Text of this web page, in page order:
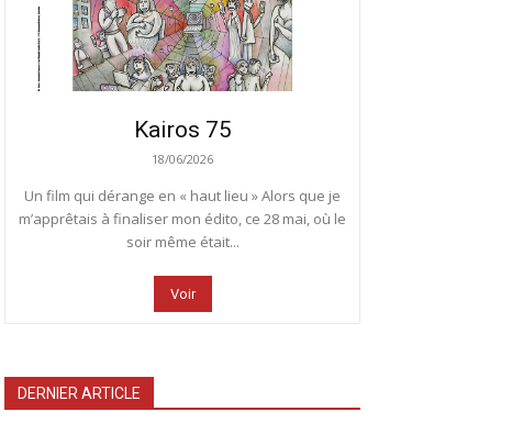
Kairos 75
18/06/2026
Un film qui dérange en « haut lieu » Alors que je
m’apprêtais à finaliser mon édito, ce 28 mai, où le
soir même était...
Voir
DERNIER ARTICLE